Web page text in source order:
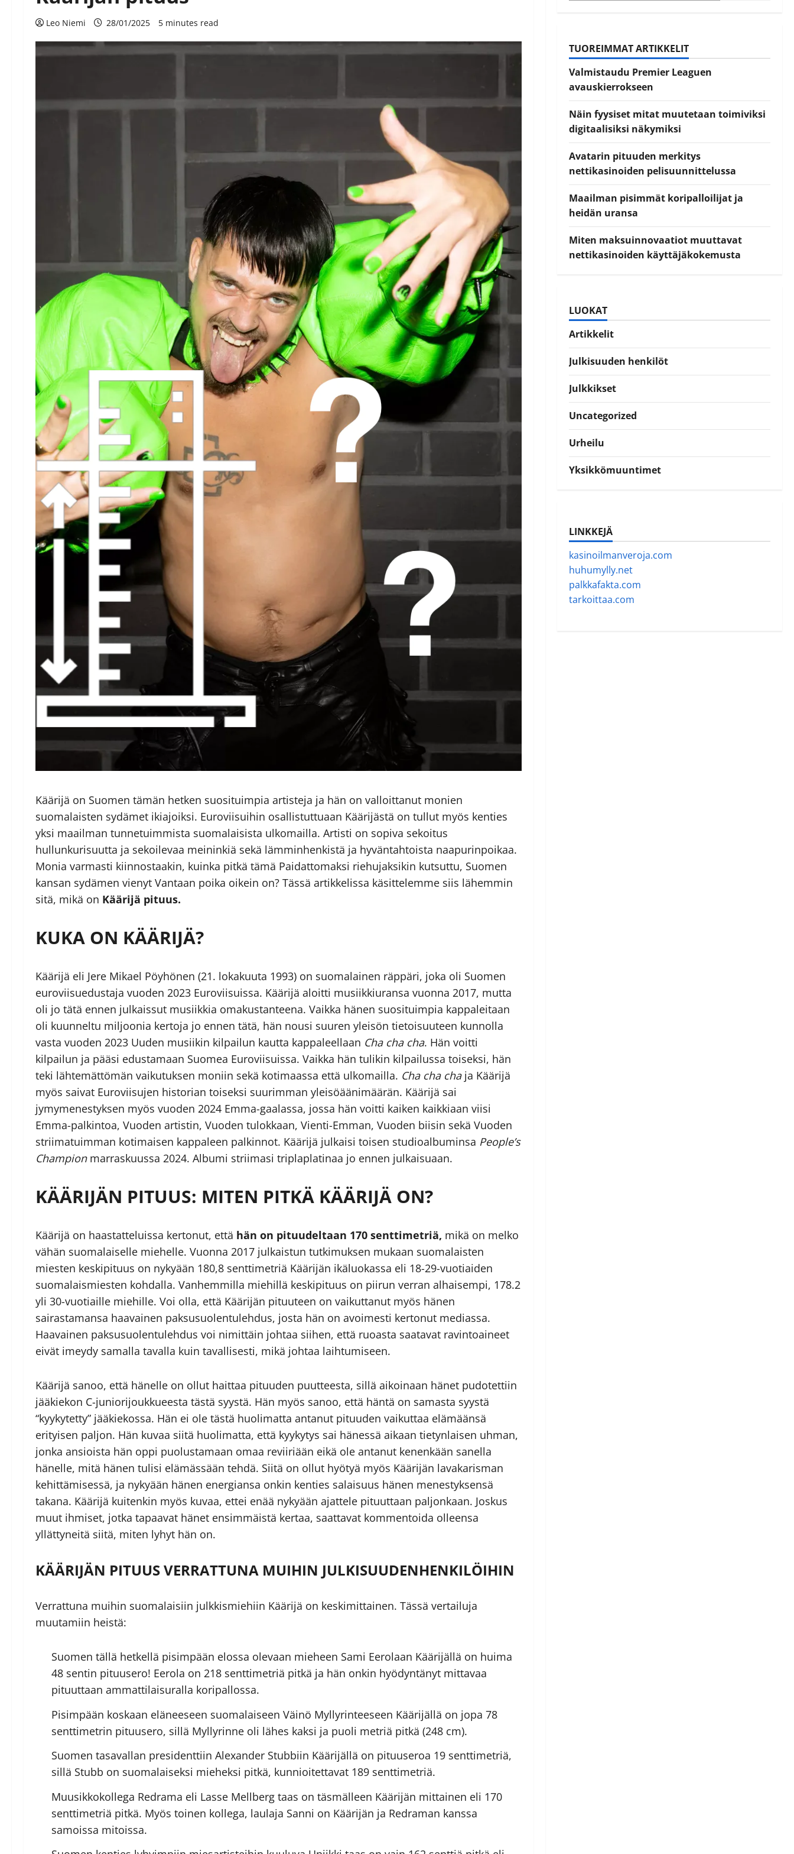
Leo Niemi 28/01/2025 5 minutes read
Käärijä on Suomen tämän hetken suosituimpia artisteja ja hän on valloittanut monien
suomalaisten sydämet ikiajoiksi. Euroviisuihin osallistuttuaan Käärijästä on tullut myös kenties
yksi maailman tunnetuimmista suomalaisista ulkomailla. Artisti on sopiva sekoitus
hullunkurisuutta ja sekoilevaa meininkiä sekä lämminhenkistä ja hyväntahtoista naapurinpoikaa.
Monia varmasti kiinnostaakin, kuinka pitkä tämä Paidattomaksi riehujaksikin kutsuttu, Suomen
kansan sydämen vienyt Vantaan poika oikein on? Tässä artikkelissa käsittelemme siis lähemmin
sitä, mikä on Käärijä pituus.
KUKA ON KÄÄRIJÄ?
Käärijä eli Jere Mikael Pöyhönen (21. lokakuuta 1993) on suomalainen räppäri, joka oli Suomen
euroviisuedustaja vuoden 2023 Euroviisuissa. Käärijä aloitti musiikkiuransa vuonna 2017, mutta
oli jo tätä ennen julkaissut musiikkia omakustanteena. Vaikka hänen suosituimpia kappaleitaan
oli kuunneltu miljoonia kertoja jo ennen tätä, hän nousi suuren yleisön tietoisuuteen kunnolla
vasta vuoden 2023 Uuden musiikin kilpailun kautta kappaleellaan Cha cha cha. Hän voitti
kilpailun ja pääsi edustamaan Suomea Euroviisuissa. Vaikka hän tulikin kilpailussa toiseksi, hän
teki lähtemättömän vaikutuksen moniin sekä kotimaassa että ulkomailla. Cha cha cha ja Käärijä
myös saivat Euroviisujen historian toiseksi suurimman yleisöäänimäärän. Käärijä sai
jymymenestyksen myös vuoden 2024 Emma-gaalassa, jossa hän voitti kaiken kaikkiaan viisi
Emma-palkintoa, Vuoden artistin, Vuoden tulokkaan, Vienti-Emman, Vuoden biisin sekä Vuoden
striimatuimman kotimaisen kappaleen palkinnot. Käärijä julkaisi toisen studioalbuminsa People’s
Champion marraskuussa 2024. Albumi striimasi triplaplatinaa jo ennen julkaisuaan.
KÄÄRIJÄN PITUUS: MITEN PITKÄ KÄÄRIJÄ ON?
Käärijä on haastatteluissa kertonut, että hän on pituudeltaan 170 senttimetriä, mikä on melko
vähän suomalaiselle miehelle. Vuonna 2017 julkaistun tutkimuksen mukaan suomalaisten
miesten keskipituus on nykyään 180,8 senttimetriä Käärijän ikäluokassa eli 18-29-vuotiaiden
suomalaismiesten kohdalla. Vanhemmilla miehillä keskipituus on piirun verran alhaisempi, 178.2
yli 30-vuotiaille miehille. Voi olla, että Käärijän pituuteen on vaikuttanut myös hänen
sairastamansa haavainen paksusuolentulehdus, josta hän on avoimesti kertonut mediassa.
Haavainen paksusuolentulehdus voi nimittäin johtaa siihen, että ruoasta saatavat ravintoaineet
eivät imeydy samalla tavalla kuin tavallisesti, mikä johtaa laihtumiseen.
Käärijä sanoo, että hänelle on ollut haittaa pituuden puutteesta, sillä aikoinaan hänet pudotettiin
jääkiekon C-juniorijoukkueesta tästä syystä. Hän myös sanoo, että häntä on samasta syystä
“kyykytetty” jääkiekossa. Hän ei ole tästä huolimatta antanut pituuden vaikuttaa elämäänsä
erityisen paljon. Hän kuvaa siitä huolimatta, että kyykytys sai hänessä aikaan tietynlaisen uhman,
jonka ansioista hän oppi puolustamaan omaa reviiriään eikä ole antanut kenenkään sanella
hänelle, mitä hänen tulisi elämässään tehdä. Siitä on ollut hyötyä myös Käärijän lavakarisman
kehittämisessä, ja nykyään hänen energiansa onkin kenties salaisuus hänen menestyksensä
takana. Käärijä kuitenkin myös kuvaa, ettei enää nykyään ajattele pituuttaan paljonkaan. Joskus
muut ihmiset, jotka tapaavat hänet ensimmäistä kertaa, saattavat kommentoida olleensa
yllättyneitä siitä, miten lyhyt hän on.
KÄÄRIJÄN PITUUS VERRATTUNA MUIHIN JULKISUUDENHENKILÖIHIN
Verrattuna muihin suomalaisiin julkkismiehiin Käärijä on keskimittainen. Tässä vertailuja
muutamiin heistä:
Suomen tällä hetkellä pisimpään elossa olevaan mieheen Sami Eerolaan Käärijällä on huima
48 sentin pituusero! Eerola on 218 senttimetriä pitkä ja hän onkin hyödyntänyt mittavaa
pituuttaan ammattilaisuralla koripallossa.
Pisimpään koskaan eläneeseen suomalaiseen Väinö Myllyrinteeseen Käärijällä on jopa 78
senttimetrin pituusero, sillä Myllyrinne oli lähes kaksi ja puoli metriä pitkä (248 cm).
Suomen tasavallan presidenttiin Alexander Stubbiin Käärijällä on pituuseroa 19 senttimetriä,
sillä Stubb on suomalaiseksi mieheksi pitkä, kunnioitettavat 189 senttimetriä.
Muusikkokollega Redrama eli Lasse Mellberg taas on täsmälleen Käärijän mittainen eli 170
senttimetriä pitkä. Myös toinen kollega, laulaja Sanni on Käärijän ja Redraman kanssa
samoissa mitoissa.
TUOREIMMAT ARTIKKELIT
Valmistaudu Premier Leaguen
avauskierrokseen
Näin fyysiset mitat muutetaan toimiviksi
digitaalisiksi näkymiksi
Avatarin pituuden merkitys
nettikasinoiden pelisuunnittelussa
Maailman pisimmät koripalloilijat ja
heidän uransa
Miten maksuinnovaatiot muuttavat
nettikasinoiden käyttäjäkokemusta
LUOKAT
Artikkelit
Julkisuuden henkilöt
Julkkikset
Uncategorized
Urheilu
Yksikkömuuntimet
LINKKEJÄ
kasinoilmanveroja.com
huhumylly.net
palkkafakta.com
tarkoittaa.com